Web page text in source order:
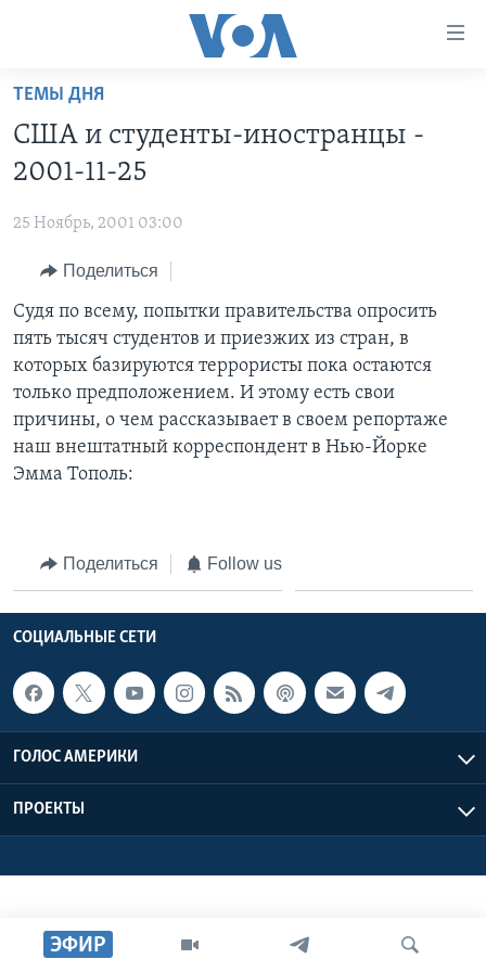
Перейти
основной
контент
навигации
Перейти
поиск
НОВОСТИ ЗА МИНУТУ
ИТОГИ
ПОЧЕМУ ЭТО ВАЖНО?
ДИСКУССИЯ VOA
ДЕТАЛИ
НЬЮ-ЙОРК NEW YORK
АМЕРИКА. БОЛЬШОЕ ПУТЕШЕСТВИЕ
УЧИМ АНГЛИЙСКИЙ
НАША АМЕРИКАНСКАЯ ИСТОРИЯ
А КАК В АМЕРИКЕ?
АМЕРИКАНСКИЕ ГОРОДКИ
ТЕСТЫ
ЭКСПЕРТИЗА
ИНТЕРВЬЮ
ФАКТЫ ПРОТИВ ФЕЙКОВ
ЗА СВОБОДУ ПРЕССЫ
УЧИМ АНГЛИЙСКИЙ
ВИДЕО
ПОДПИСКА НА НОВОСТИ
Языки
ЭФИР
ТЕМЫ ДНЯ
США и студенты-иностранцы -
2001-11-25
25 Ноябрь, 2001 03:00
Поделиться
Судя по всему, попытки правительства опросить
пять тысяч студентов и приезжих из стран, в
которых базируются террористы пока остаются
только предположением. И этому есть свои
причины, о чем рассказывает в своем репортаже
наш внештатный корреспондент в Нью-Йорке
Эмма Тополь:
Поделиться Follow us
СОЦИАЛЬНЫЕ СЕТИ
ГОЛОС АМЕРИКИ
ПРОЕКТЫ